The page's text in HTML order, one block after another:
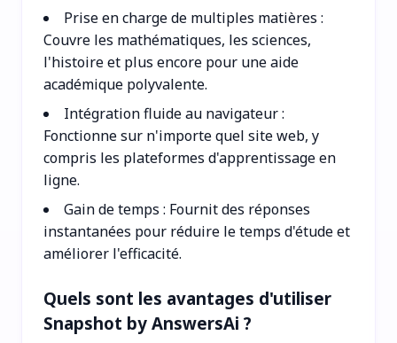
Prise en charge de multiples matières :
Couvre les mathématiques, les sciences,
l'histoire et plus encore pour une aide
académique polyvalente.
Intégration fluide au navigateur :
Fonctionne sur n'importe quel site web, y
compris les plateformes d'apprentissage en
ligne.
Gain de temps : Fournit des réponses
instantanées pour réduire le temps d'étude et
améliorer l'efficacité.
Quels sont les avantages d'utiliser
Snapshot by AnswersAi ?